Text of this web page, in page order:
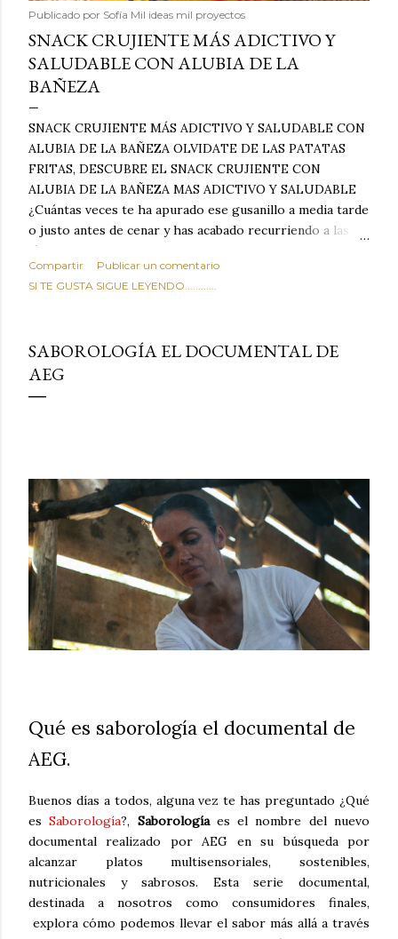
Publicado por Sofía Mil ideas mil proyectos
SNACK CRUJIENTE MÁS ADICTIVO Y
SALUDABLE CON ALUBIA DE LA
BAÑEZA
SNACK CRUJIENTE MÁS ADICTIVO Y SALUDABLE CON
ALUBIA DE LA BAÑEZA OLVIDATE DE LAS PATATAS
FRITAS, DESCUBRE EL SNACK CRUJIENTE CON
ALUBIA DE LA BAÑEZA MAS ADICTIVO Y SALUDABLE
¿Cuántas veces te ha apurado ese gusanillo a media tarde
o justo antes de cenar y has acabado recurriendo a las
típicas patatas de bolsa, frutos secos fritos o snacks
ultraprocesados llenos de grasas saturadas y sodio?
Todos hemos estado ahí. Sin embargo, cuidarse no tiene
satisface. Estas alubias crujientes al horno van a cambiar
por completo tu forma de ver las legumbres. Olvídate de
asociar las alubias únicamente a los guisos tradicionales y
dorado, cargado de proteína y 100% natural. Es el
sustituto perfecto a los frutos se...
Compartir
Publicar un comentario
SI TE GUSTA SIGUE LEYENDO............
SABOROLOGÍA EL DOCUMENTAL DE
AEG
Qué es saborología el documental de
AEG.
Buenos días a todos, alguna vez te has preguntado ¿Qué
esSaborología?, Saborologíaes el nombre del nuevo
documental realizado por AEG en su búsqueda por
alcanzar platos multisensoriales, sostenibles,
nutricionales y sabrosos. Esta serie documental,
destinada a nosotros como consumidores finales,
explora cómo podemos llevar el sabor más allá a través